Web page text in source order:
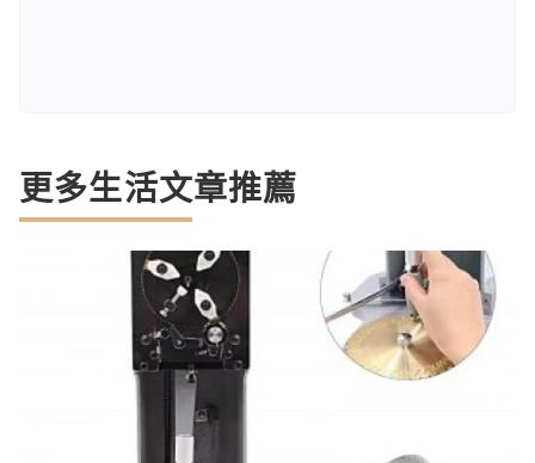
更多生活文章推薦